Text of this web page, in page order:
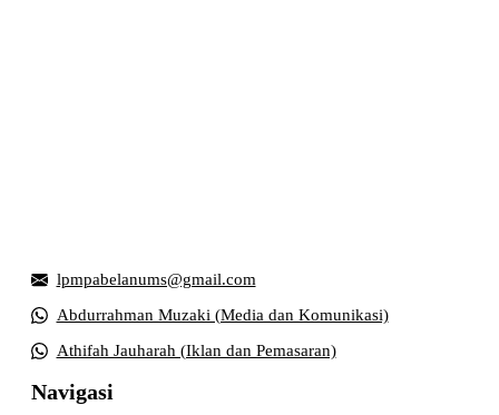
lpmpabelanums@gmail.com
Abdurrahman Muzaki (Media dan Komunikasi)
Athifah Jauharah (Iklan dan Pemasaran)
Navigasi